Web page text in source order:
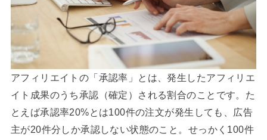
アフィリエイトの「承認率」とは、発生したアフィリエ
イト成果のうち承認（確定）される割合のことです。た
とえば承認率20%とは100件の注文が発生しても、広告
主が20件分しか承認しない状態のこと。せっかく100件